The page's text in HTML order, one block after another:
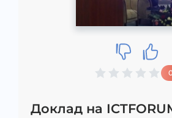
Доклад на